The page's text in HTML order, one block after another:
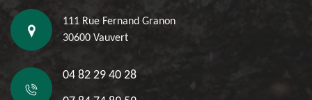
111 Rue Fernand Granon
30600 Vauvert
04 82 29 40 28